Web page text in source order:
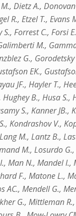
Dietz A.,
R., Etzel T.,
Forrest C., Forsi
M.,
G.,
EK.,
JF., Hayler T.,
B., Husa
S., Kanner
Kondrashov V.,
M., Lantz B.,
M., Losurdo
N., Mandel
F., Matone L.,
Mendell G.,
G., Mittleman